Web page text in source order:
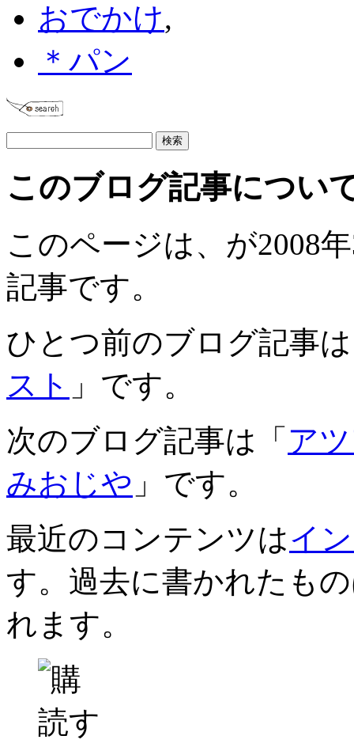
おでかけ,
＊パン
このブログ記事につい
このページは、が2008
記事です。
ひとつ前のブログ記事
スト 」です。
次のブログ記事は「 ア
みおじや 」です。
最近のコンテンツはイ
す。過去に書かれたも
れます。